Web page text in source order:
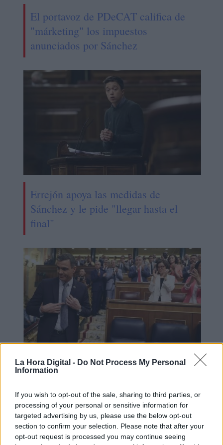
La Hora Digital - Do Not Process My Personal
Information
If you wish to opt-out of the sale, sharing to third parties, or
processing of your personal or sensitive information for
targeted advertising by us, please use the below opt-out
section to confirm your selection. Please note that after your
opt-out request is processed you may continue seeing
El portavoz de PDeCAT califica de
"márketing" los impuestos
anunciados por Sánchez
Errejón apoya las medidas de
Sánchez y le pide "llegar hasta el
final"
Sánchez anuncia una ampliación de
ostentan becas
OPINIONES DIVERSAS